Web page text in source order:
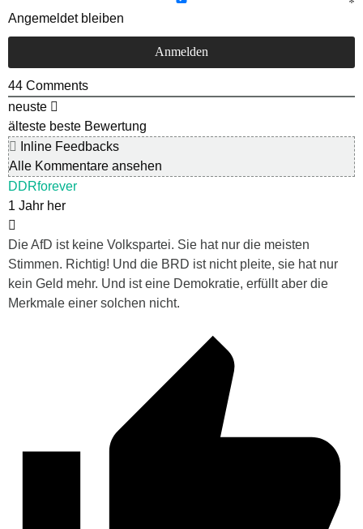
Angemeldet bleiben
44 Comments
neuste
älteste beste Bewertung
Inline Feedbacks
Alle Kommentare ansehen
DDRforever
1 Jahr her
Die AfD ist keine Volkspartei. Sie hat nur die meisten
Stimmen. Richtig! Und die BRD ist nicht pleite, sie hat nur
kein Geld mehr. Und ist eine Demokratie, erfüllt aber die
Merkmale einer solchen nicht.